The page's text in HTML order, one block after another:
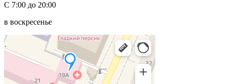
С 7:00 до 20:00
в воскресенье